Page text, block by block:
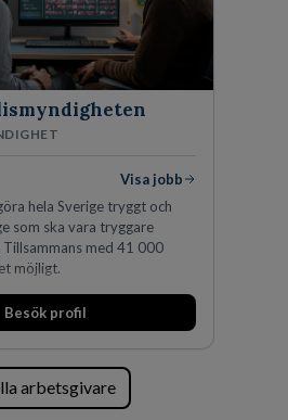
Visa jobb
hela Sverige tryggt och
som ska vara tryggare
Tillsammans med 41 000
möjligt.
Besök profil
arbetsgivare